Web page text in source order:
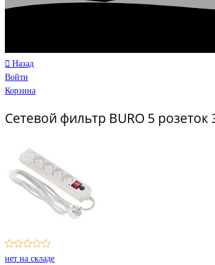
Назад
Войти
Корзина
Сетевой фильтр BURO 5
нет на складе